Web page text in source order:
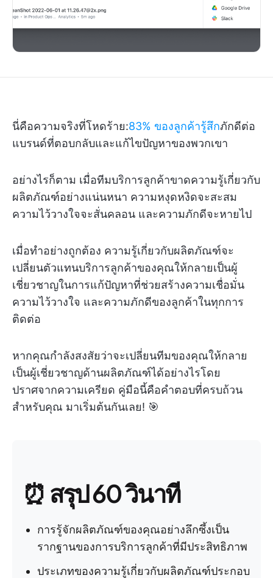
นี่คือความจริงที่โหดร้าย:83% ของลูกค้ารู้สึกภักดีต่อ
แบรนด์ที่ตอบกลับและแก้ไขปัญหาของพวกเขา
อย่างไรก็ตาม เมื่อทีมบริการลูกค้าขาดความรู้เกี่ยวกับ
ผลิตภัณฑ์อย่างแน่นหนา ความหงุดหงิดจะสะสม
ความไว้วางใจจะสั่นคลอน และความภักดีจะหายไป
เมื่อทำอย่างถูกต้อง ความรู้เกี่ยวกับผลิตภัณฑ์จะ
เปลี่ยนตัวแทนบริการลูกค้าของคุณให้กลายเป็นผู้
เชี่ยวชาญในการแก้ปัญหาที่ช่วยสร้างความเชื่อมั่น
ความไว้วางใจ และความภักดีของลูกค้าในทุกการ
ติดต่อ
หากคุณกำลังสงสัยว่าจะเปลี่ยนทีมของคุณให้กลาย
เป็นผู้เชี่ยวชาญด้านผลิตภัณฑ์ได้อย่างไรโดย
ปราศจากความเครียด คู่มือนี้คือคำตอบที่ครบถ้วน
สำหรับคุณ มาเริ่มต้นกันเลย! 🎯
⏰ สรุป 60 วินาที
การรู้จักผลิตภัณฑ์ของคุณอย่างลึกซึ้งเป็น
รากฐานของการบริการลูกค้าที่มีประสิทธิภาพ
ประเภทของความรู้เกี่ยวกับผลิตภัณฑ์ประกอบ